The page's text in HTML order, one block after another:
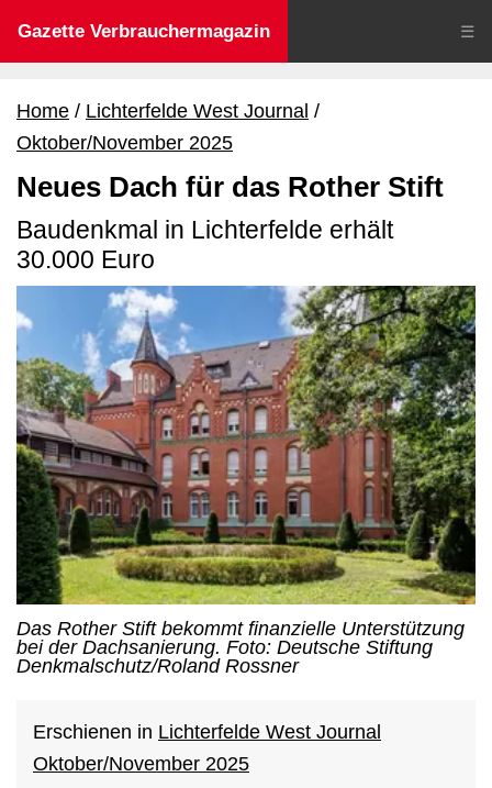
Gazette Verbrauchermagazin ☰
Home
Lichterfelde West Journal
Oktober/November 2025
Neues Dach für das Rother Stift
Baudenkmal in Lichterfelde erhält
30.000 Euro
Das Rother Stift bekommt finanzielle Unterstützung
bei der Dachsanierung. Foto: Deutsche Stiftung
Denkmalschutz/Roland Rossner
Erschienen in Lichterfelde West Journal
Oktober/November 2025